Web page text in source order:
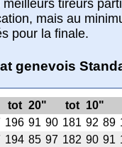
meilleurs tireurs
mais au
pour la finale.
genevois
tot 20" tot
10"
196 91 90 181 92 89
194 85 97 182 90 91